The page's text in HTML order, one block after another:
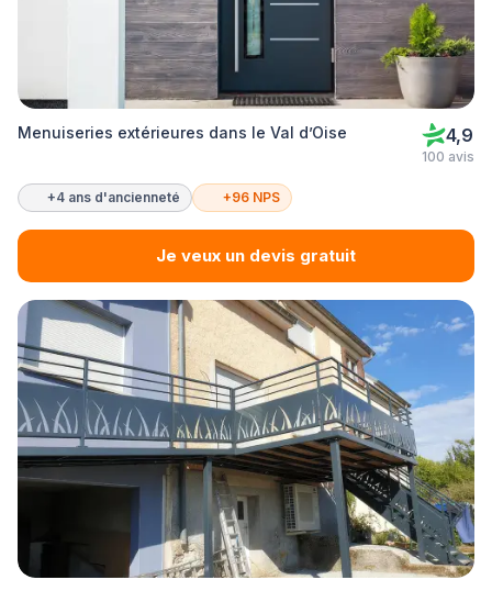
Menuiseries extérieures dans le Val d’Oise 4,9
100 avis
+4 ans d'ancienneté +96 NPS
Je veux un devis gratuit